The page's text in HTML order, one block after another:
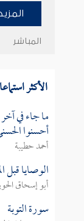
المباشر
الأكثر
ما جاء في
أحسنوا
أحمد حطيبة
الوصايا قبل
أبو إسحاق
سورة التوبة